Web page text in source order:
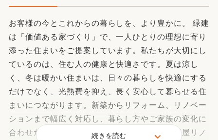
お客様の今とこれからの暮らしを、より豊かに。 緑建
は「価値ある家づくり」で、一人ひとりの理想に寄り
添った住まいをご提案しています。私たちが大切にし
ているのは、住む人の健康と快適さです。夏は涼し
く、冬は暖かい住まいは、日々の暮らしを快適にする
だけでなく、光熱費を抑え、長く安心して暮らせる住
まいにつながります。新築からリフォーム、リノベー
ションまで幅広く対応し、暮らし方やご家族の変化に
合わせたご提案を行っています。近年では、平屋リノ
続きを読む